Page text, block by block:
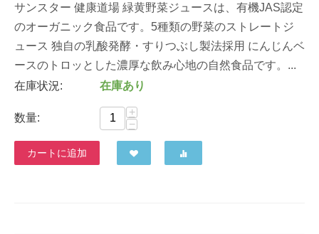
サンスター 健康道場 緑黄野菜ジュースは、有機JAS認定
のオーガニック食品です。5種類の野菜のストレートジ
ュース 独自の乳酸発酵・すりつぶし製法採用 にんじんベ
ースのトロッとした濃厚な飲み心地の自然食品です。...
在庫状況:
在庫あり
数量:
+
−
カートに追加